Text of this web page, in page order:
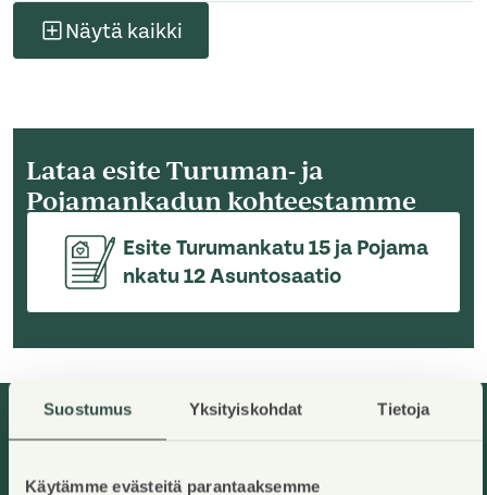
Suostumus Yksityiskohdat Tietoja
Käytämme evästeitä parantaaksemme
Näytä kaikki
Lataa esite Turuman- ja
Pojamankadun kohteestamme
Esite Turumankatu 15 ja Pojama
nkatu 12 Asuntosaatio
Vapaita asuntoja rakennuksesta